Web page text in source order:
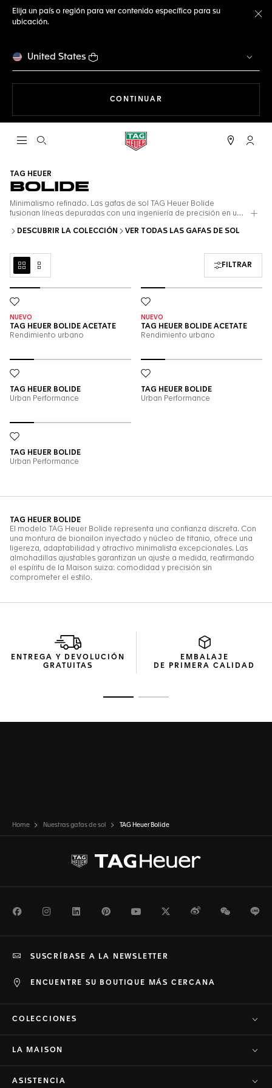
Elija un país o región para ver contenido específico para su
ubicación.
United States
CONTINUAR
Abrir el menú de búsqueda
ENTREGA Y DEVOLUCIÓN
GRATUITAS
EMBALAJE
DE PRIMERA CALIDAD
Home Nuestras gafas de sol TAG Heuer Bolide
FacebookInstagramLinkedInPinterestYoutubeTwitterWeiboWeChat
ENCUENTRE SU BOUTIQUE MÁS CERCANA
SUSCRÍBASE A LA NEWSLETTER
COLECCIONES
LA MAISON
ASISTENCIA